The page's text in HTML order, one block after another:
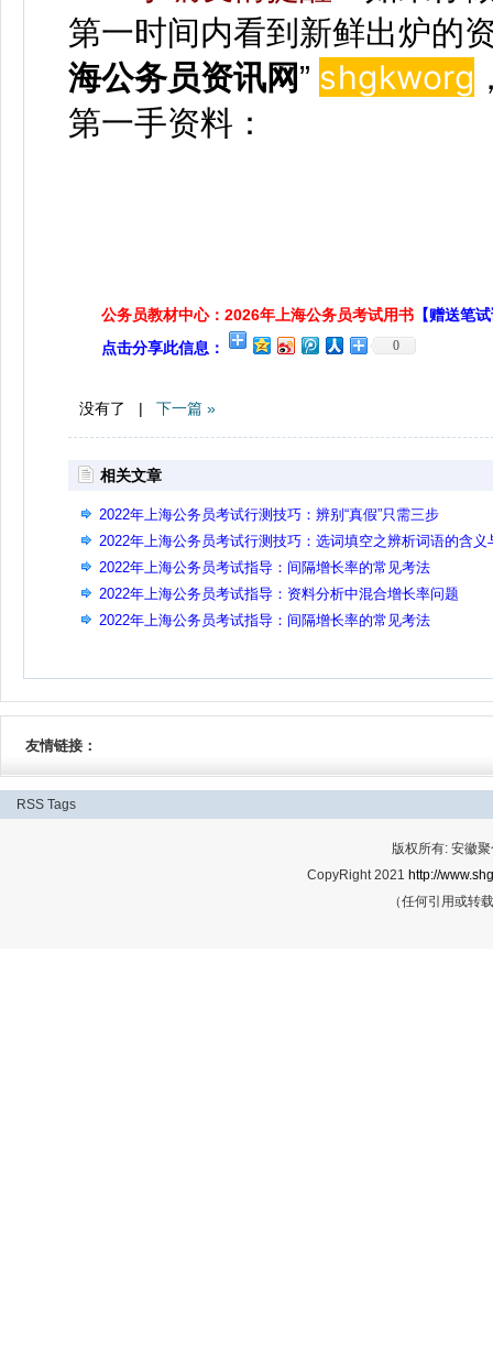
第一时间内看到新鲜出炉的
海公务员资讯网” shgkworg
第一手资料：
公务员教材中心：2026年上海公务员考试用书 【赠送笔
点击分享此信息：
0
没有了 | 下一篇 »
相关文章
2022年上海公务员考试行测技巧：辨别“真假”只需三步
2022年上海公务员考试行测技巧：选词填空之辨析词语的含义
差异
2022年上海公务员考试指导：间隔增长率的常见考法
2022年上海公务员考试指导：资料分析中混合增长率问题
2022年上海公务员考试指导：间隔增长率的常见考法
友情链接：
RSS Tags
版权所有: 安徽
CopyRight 2021 http://
（任何引用或转